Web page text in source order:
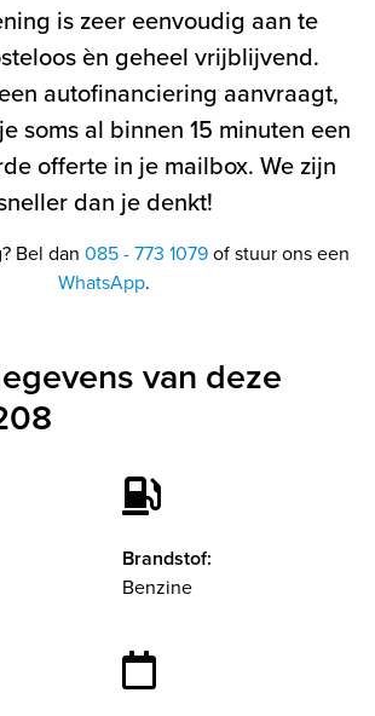
is zeer eenvoudig aan te
èn geheel vrijblijvend.
autofinanciering aanvraagt,
soms al binnen 15 minuten een
offerte in je mailbox. We zijn
dan je denkt!
Bel dan 085 - 773 1079of stuur ons een
WhatsApp.
van deze
Brandstof:
Benzine